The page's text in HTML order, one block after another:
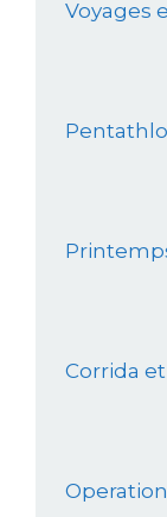
Voyages
Corrida